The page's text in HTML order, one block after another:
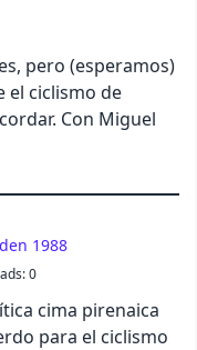
pero (esperamos)
el ciclismo de
Con Miguel
1988
0
cima pirenaica
para el ciclismo